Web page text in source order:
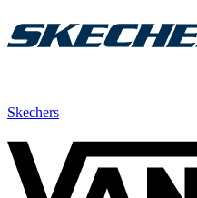
Skechers